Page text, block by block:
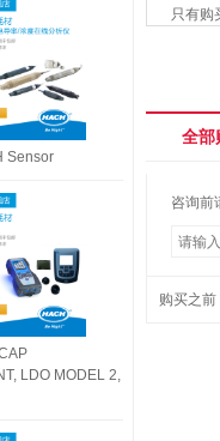
只有购
全部
咨询前
购买之
Sensor
LDO MODEL 2,